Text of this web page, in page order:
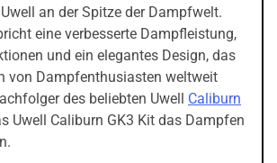
an der Spitze der Dampfwelt.
eine verbesserte Dampfleistung,
und ein elegantes Design, das
von Dampfenthusiasten weltweit
des beliebten Uwell Caliburn
Uwell Caliburn GK3 Kit das Dampfen